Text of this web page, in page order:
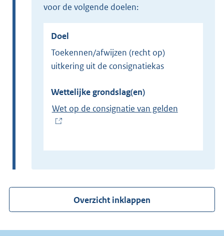
voor de volgende doelen:
Doel
Toekennen/afwijzen (recht op)
uitkering uit de consignatiekas
Wettelijke grondslag(en)
Wet op de consignatie van gelden
x
r
l
Overzicht inklappen